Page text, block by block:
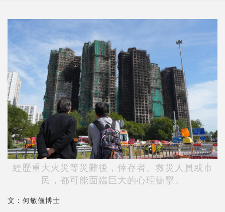
經歷重大火災等災難後，倖存者、救災人員或市
民，都可能面臨巨大的心理衝擊。
文：何敏儀博士